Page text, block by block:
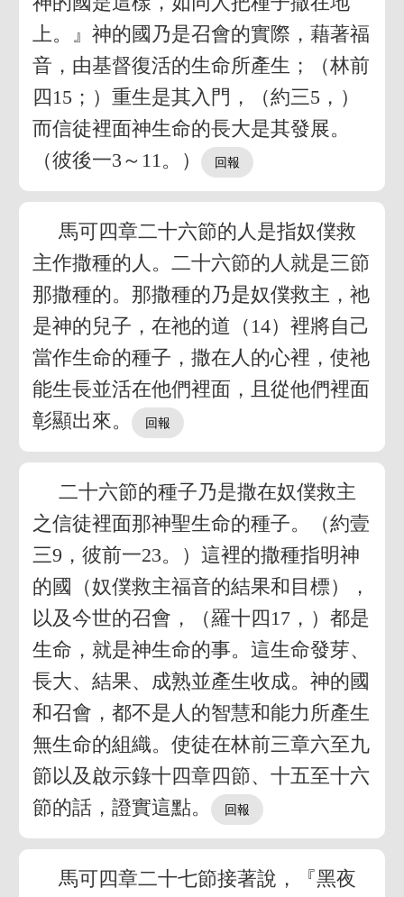
上。』神的國乃是召會的實際，藉著福
音，由基督復活的生命所產生；（林前
四15；）重生是其入門，（約三5，）
而信徒裡面神生命的長大是其發展。
（彼後一3～11。）
馬可四章二十六節的人是指奴僕救
主作撒種的人。二十六節的人就是三節
那撒種的。那撒種的乃是奴僕救主，祂
是神的兒子，在祂的道（14）裡將自己
當作生命的種子，撒在人的心裡，使祂
能生長並活在他們裡面，且從他們裡面
彰顯出來。
二十六節的種子乃是撒在奴僕救主
之信徒裡面那神聖生命的種子。（約壹
三9，彼前一23。）這裡的撒種指明神
的國（奴僕救主福音的結果和目標），
以及今世的召會，（羅十四17，）都是
生命，就是神生命的事。這生命發芽、
長大、結果、成熟並產生收成。神的國
和召會，都不是人的智慧和能力所產生
無生命的組織。使徒在林前三章六至九
節以及啟示錄十四章四節、十五至十六
節的話，證實這點。
馬可四章二十七節接著說，『黑夜